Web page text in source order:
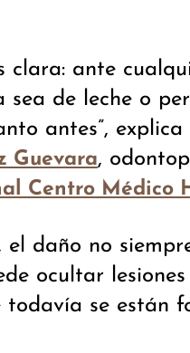
clara: ante
sea de leche o
antes”, explica
Guevara,
Centro Médico
daño no
ocultar lesiones
se están